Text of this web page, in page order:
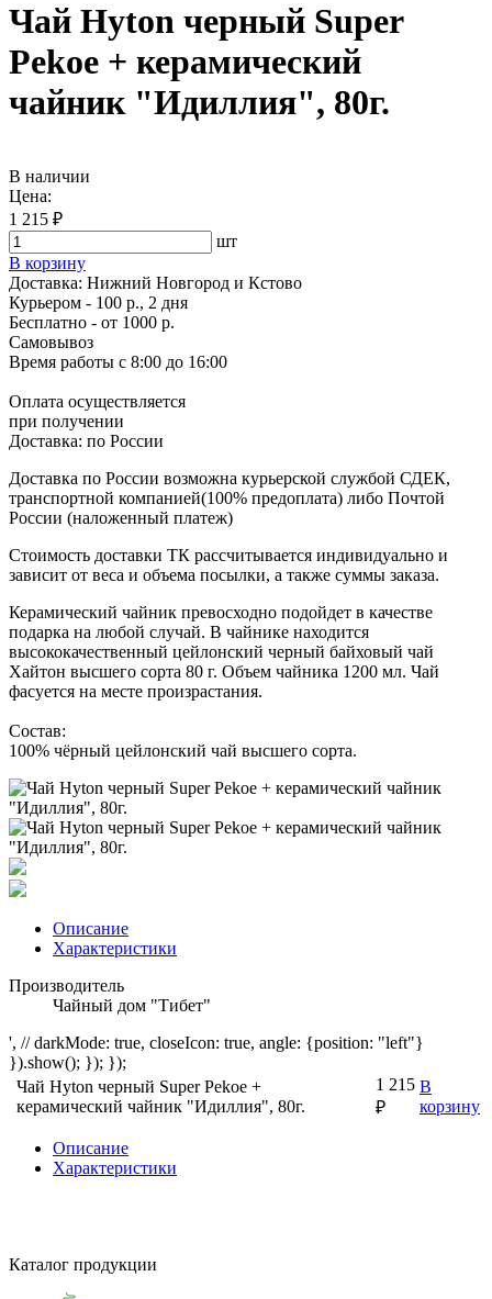
Чай Hyton черный Super
Pekoe + керамический
чайник "Идиллия", 80г.
В наличии
Цена:
1 215 ₽
шт
В корзину
Доставка: Нижний Новгород и Кстово
Курьером - 100 р., 2 дня
Бесплатно - от 1000 р.
Самовывоз
Время работы с 8:00 до 16:00
Оплата осуществляется
при получении
Доставка: по России
Доставка по России возможна курьерской службой СДЕК,
транспортной компанией(100% предоплата) либо Почтой
России (наложенный платеж)
Стоимость доставки ТК рассчитывается индивидуально и
зависит от веса и объема посылки, а также суммы заказа.
Керамический чайник превосходно подойдет в качестве
подарка на любой случай. В чайнике находится
высококачественный цейлонский черный байховый чай
Хайтон высшего сорта 80 г. Объем чайника 1200 мл. Чай
фасуется на месте произрастания.
Состав:
100% чёрный цейлонский чай высшего сорта.
Описание
Характеристики
Производитель
Чайный дом "Тибет"
', // darkMode: true, closeIcon: true, angle: {position: "left"}
}).show(); }); });
Чай Hyton черный Super Pekoe +
керамический чайник "Идиллия", 80г.
1 215
₽
В
корзину
Описание
Характеристики
Каталог продукции